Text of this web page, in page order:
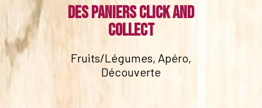
Des paniers click and
collect
Fruits/Légumes, Apéro,
Découverte